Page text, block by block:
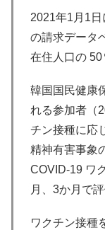
2021年1月1日
の請求データ
在住人口の 50
韓国国民健康
れる参加者（
チン接種に応
精神有害事象
COVID-19 ワ
月、3か月で評
ワクチン接種